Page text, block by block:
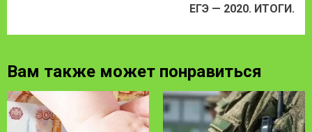
ЕГЭ — 2020. ИТОГИ.
Вам также может понравиться